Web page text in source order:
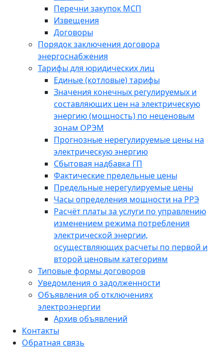
Перечни закупок МСП
Извещения
Договоры
Порядок заключения договора
энергоснабжения
Тарифы для юридических лиц
Единые (котловые) тарифы
Значения конечных регулируемых и
составляющих цен на электрическую
энергию (мощность) по неценовым
зонам ОРЭМ
Прогнозные нерегулируемые цены на
электрическую энергию
Сбытовая надбавка ГП
Фактические предельные цены
Предельные нерегулируемые цены
Часы определения мощности на РРЭ
Расчёт платы за услуги по управлению
изменением режима потребления
электрической энергии,
осуществляющих расчеты по первой и
второй ценовым категориям
Типовые формы договоров
Уведомления о задолженности
Объявления об отключениях
электроэнергии
Архив объявлений
Контакты
Обратная связь